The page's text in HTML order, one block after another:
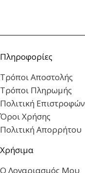
Πληροφορίες
Τρόποι Αποστολής
Τρόποι Πληρωμής
Πολιτική Επιστροφών
Όροι Χρήσης
Πολιτική Απορρήτου
Χρήσιμα
Ο Λογαριασμός Μου